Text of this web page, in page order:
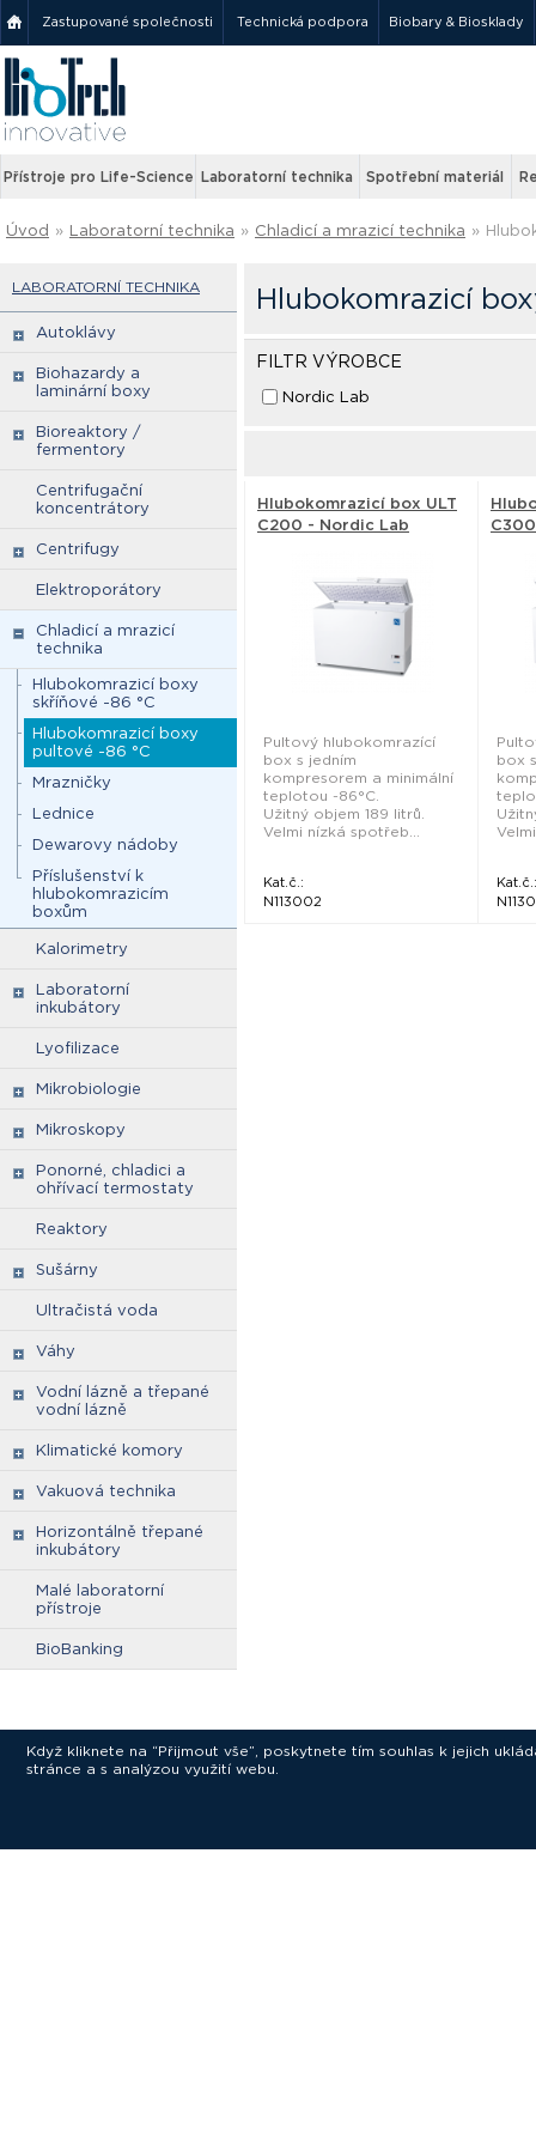
Zastupované společnosti Technická podpora Biobary & Biosklady
Přístroje pro Life-Science Laboratorní technika Spotřební materiál
Úvod » Laboratorní technika » Chladicí a mrazicí technika »
LABORATORNÍ TECHNIKA
Autoklávy
Biohazardy a
laminární boxy
Bioreaktory /
fermentory
Centrifugační
koncentrátory
Centrifugy
Elektroporátory
Chladicí a mrazicí
technika
Hlubokomrazicí boxy
skříňové -86 °C
Hlubokomrazicí boxy
pultové -86 °C
Mrazničky
Lednice
Dewarovy nádoby
Příslušenství k
hlubokomrazicím
boxům
Kalorimetry
Laboratorní
inkubátory
Lyofilizace
Mikrobiologie
Mikroskopy
Ponorné, chladici a
ohřívací termostaty
Reaktory
Sušárny
Ultračistá voda
Váhy
Vodní lázně a třepané
vodní lázně
Klimatické komory
Vakuová technika
Horizontálně třepané
inkubátory
Malé laboratorní
přístroje
BioBanking
Hlubokomrazicí
FILTR VÝROBCE
Nordic Lab
Hlubokomrazicí box ULT
C200 - Nordic Lab
Pultový hlubokomrazící
box s jedním
kompresorem a minimální
teplotou -86°C.
Užitný objem 189 litrů.
Velmi nízká spotřeb...
Kat.č.:
N113002
box
Kat.č.:
Když kliknete na “Přijmout vše”, poskytnete tím souhlas k jejich
stránce a s analýzou využití webu.